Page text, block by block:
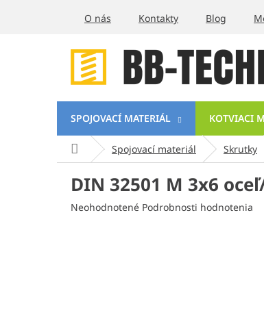
O nás Kontakty Blog
SPOJOVACÍ MATERIÁL KOTVIACI
DomovSpojovací materiál Skrutky
DIN 32501 M 3x6
Priemerné
Neohodnotené Podrobnosti hodnotenia